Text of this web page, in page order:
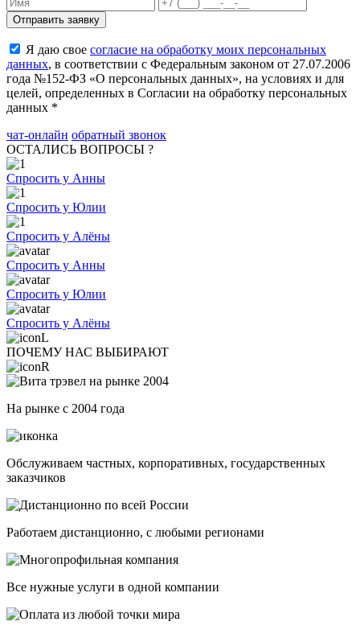
Я даю свое согласие на обработку моих персональных
данных, в соответствии с Федеральным законом от 27.07.2006
года №152-ФЗ «О персональных данных», на условиях и для
целей, определенных в Согласии на обработку персональных
данных *
чат-онлайн обратный звонок
ОСТАЛИСЬ ВОПРОСЫ ?
Спросить у Анны
Спросить у Юлии
Спросить у Алёны
Спросить у Анны
Спросить у Юлии
Спросить у Алёны
ПОЧЕМУ НАС ВЫБИРАЮТ
На рынке с 2004 года
Обслуживаем частных, корпоративных, государственных
заказчиков
Работаем дистанционно, с любыми регионами
Все нужные услуги в одной компании